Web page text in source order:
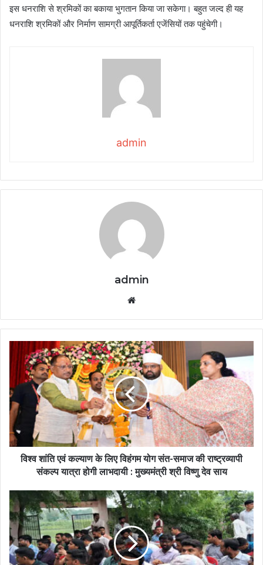
इस धनराशि से श्रमिकों का बकाया भुगतान किया जा सकेगा। बहुत जल्द ही यह
धनराशि श्रमिकों और निर्माण सामग्री आपूर्तिकर्ता एजेंसियों तक पहुंचेगी।
admin
admin
विश्व शांति एवं कल्याण के लिए विहंगम योग संत-समाज की राष्ट्रव्यापी
संकल्प यात्रा होगी लाभदायी : मुख्यमंत्री श्री विष्णु देव साय